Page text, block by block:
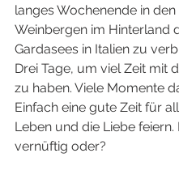
langes Wochenende in den
Weinbergen im Hinterland
Gardasees in Italien zu
Drei Tage, um viel Zeit mit
zu haben. Viele Momente
Einfach eine gute Zeit für
Leben und die Liebe feiern.
vernüftig oder?